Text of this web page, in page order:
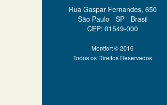
Rua Gaspar Fernandes, 650
São Paulo - SP - Brasil
CEP: 01549-000
Montfort © 2016
Todos os Direitos Reservados